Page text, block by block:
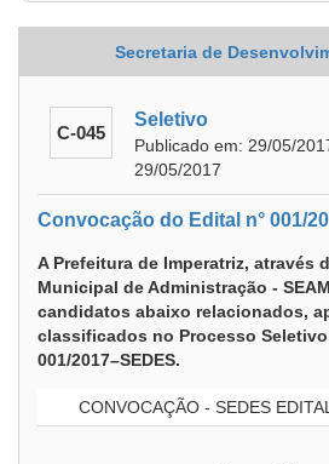
Secretaria de
C-045
Seletivo
Publicado em: 29/05/
29/05/2017
Convocação do Edital n° 001/
A Prefeitura de Imperatriz, através
Municipal de Administração -
candidatos abaixo relacionados,
classificados no Processo
001/2017–SEDES.
CONVOCAÇÃO - SEDES